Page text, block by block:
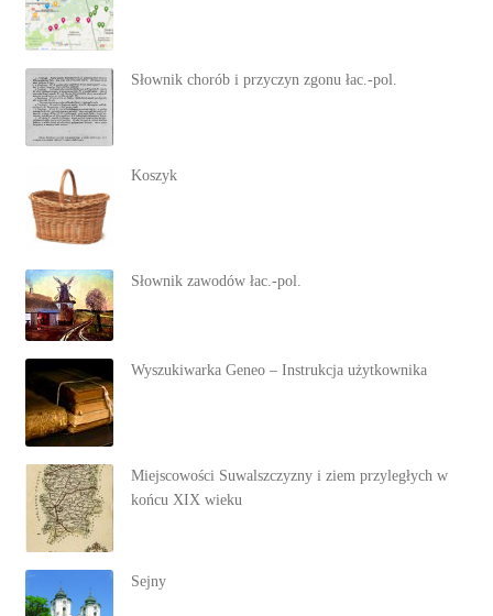
Słownik chorób i przyczyn zgonu łac.-pol.
Koszyk
Słownik zawodów łac.-pol.
Wyszukiwarka Geneo – Instrukcja użytkownika
Miejscowości Suwalszczyzny i ziem przyległych w
końcu XIX wieku
Sejny